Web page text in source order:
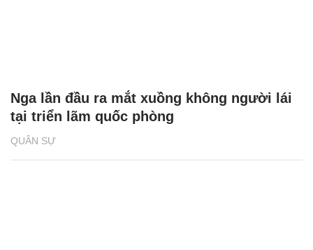
QUÂN SỰ
Nga lần đầu ra mắt xuồng không người lái
tại triển lãm quốc phòng